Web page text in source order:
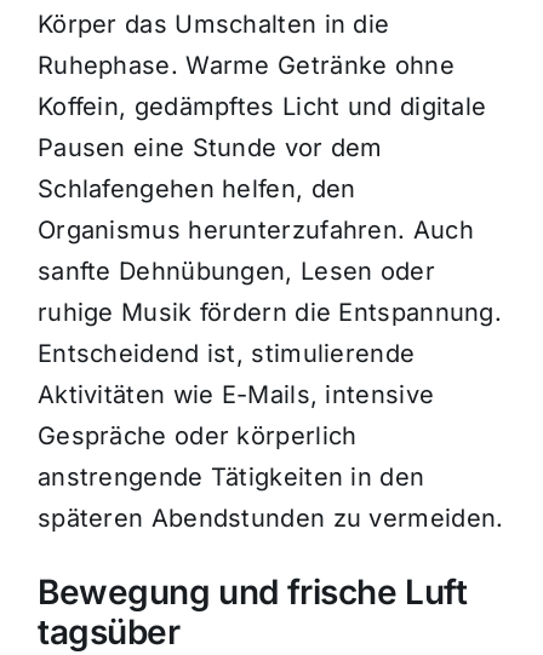
Körper das Umschalten in die
Ruhephase. Warme Getränke ohne
Koffein, gedämpftes Licht und digitale
Pausen eine Stunde vor dem
Schlafengehen helfen, den
Organismus herunterzufahren. Auch
sanfte Dehnübungen, Lesen oder
ruhige Musik fördern die Entspannung.
Entscheidend ist, stimulierende
Aktivitäten wie E-Mails, intensive
Gespräche oder körperlich
anstrengende Tätigkeiten in den
späteren Abendstunden zu vermeiden.
Bewegung und frische Luft
tagsüber